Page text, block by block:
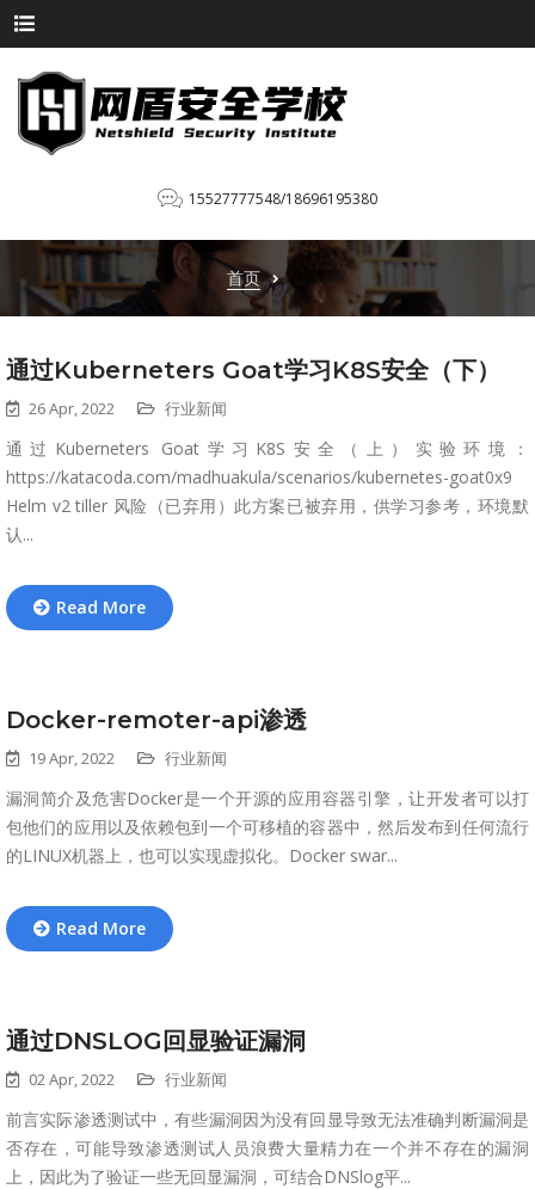
15527777548/18696195380
首页
通过Kuberneters Goat学习K8S安全（下）
26 Apr, 2022 行业新闻
通过Kuberneters Goat学习K8S安全（上）实验环境：
https://katacoda.com/madhuakula/scenarios/kubernetes-goat0x9
Helm v2 tiller 风险（已弃用）此方案已被弃用，供学习参考，环境默
认...
Read More
Docker-remoter-api渗透
19 Apr, 2022 行业新闻
漏洞简介及危害Docker是一个开源的应用容器引擎，让开发者可以打
包他们的应用以及依赖包到一个可移植的容器中，然后发布到任何流行
的LINUX机器上，也可以实现虚拟化。Docker swar...
Read More
通过DNSLOG回显验证漏洞
02 Apr, 2022 行业新闻
前言实际渗透测试中，有些漏洞因为没有回显导致无法准确判断漏洞是
否存在，可能导致渗透测试人员浪费大量精力在一个并不存在的漏洞
上，因此为了验证一些无回显漏洞，可结合DNSlog平...